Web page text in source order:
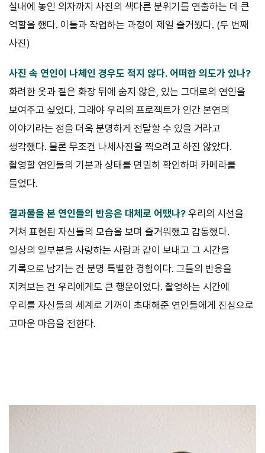
실내에 놓인 의자까지 사진의 색다른 분위기를 연출하는 데 큰
역할을 했다. 이들과 작업하는 과정이 제일 즐거웠다. (두 번째
사진)
사진 속 연인이 나체인 경우도 적지 않다. 어떠한 의도가 있나?
화려한 옷과 짙은 화장 뒤에 숨지 않은, 있는 그대로의 연인을
보여주고 싶었다. 그래야 우리의 프로젝트가 인간 본연의
이야기라는 점을 더욱 분명하게 전달할 수 있을 거라고
생각했다. 물론 무조건 나체사진을 찍으려고 하진 않았다.
촬영할 연인들의 기분과 상태를 면밀히 확인하며 카메라를
들었다.
결과물을 본 연인들의 반응은 대체로 어땠나? 우리의 시선을
거쳐 표현된 자신들의 모습을 보며 즐거워했고 감동했다.
일상의 일부분을 사랑하는 사람과 같이 보내고 그 시간을
기록으로 남기는 건 분명 특별한 경험이다. 그들의 반응을
지켜보는 건 우리에게도 큰 행운이었다. 촬영하는 시간에
우리를 자신들의 세계로 기꺼이 초대해준 연인들에게 진심으로
고마운 마음을 전한다.